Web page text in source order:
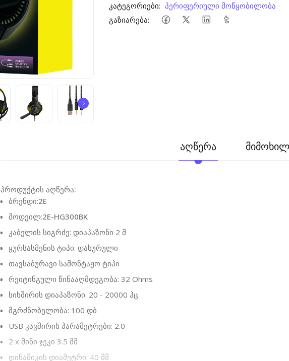
კატეგორიები: პერიფერიული მოწყობილობა
გაზიარება:
აღწერა
პროდუქტის აღწერა:
ბრენდი:2E
მოდეილ:2E-HG300BK
კაბელის სიგრძე: დიაპაზონი 2 მ
ყურსასმენის ტიპი: დახურული
თავსაბურავი სამონტაჟო ტიპი
რეიტინგული წინააღმდეგობა: 32 Ohms
სიხშირის დიაპაზონი: 20 - 20000 ჰც
მგრძნობელობა: 100 დბ
USB კავშირის პარამეტრები: 2.0
2 x მინი ჯეკი 3.5 მმ
დინამიკის დიამეტრი: 40 მმ